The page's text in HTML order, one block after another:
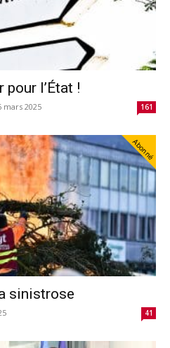
l’État !
mars 2025 161
Abonné
sinistrose
41